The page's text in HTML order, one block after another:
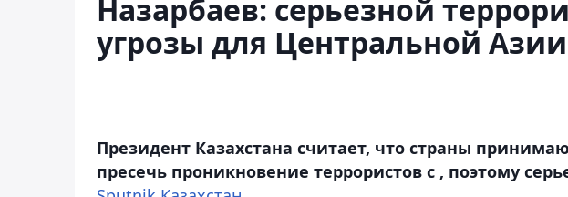
Назарбаев: серьезной
угрозы для Центральной
Президент Казахстана считает, что страны
пресечь проникновение террористов с , поэтому